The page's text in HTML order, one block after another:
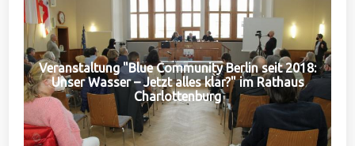
Veranstaltung "Blue Community Berlin seit 2018:
Unser Wasser – Jetzt alles klar?" im Rathaus
Charlottenburg